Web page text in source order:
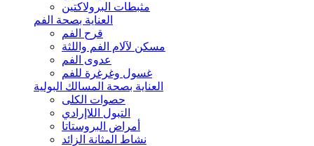
مثبطات البرولاكتين
العناية بصحة الفم
قرح الفم
مسكن لآلام الفم واللثة
عدوى الفم
غسول وغرغرة للفم
العناية بصحة المسالك البولية
حصوات الكلى
التبول اللاإرادي
أمراض البروستاتا
نشاط المثانة الزائد